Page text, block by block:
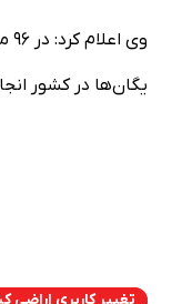
یگان‌ها در کشور
تغییر کاربری اراضی